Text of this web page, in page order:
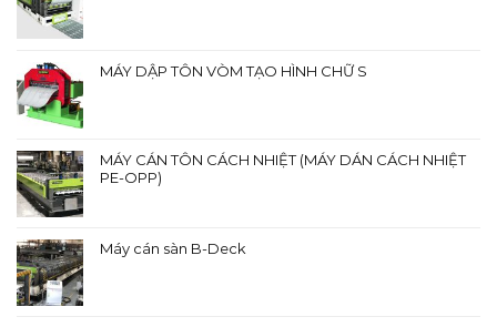
MÁY DẬP TÔN VÒM TẠO HÌNH CHỮ S
MÁY CÁN TÔN CÁCH NHIỆT (MÁY DÁN CÁCH NHIỆT
PE-OPP)
Máy cán sàn B-Deck